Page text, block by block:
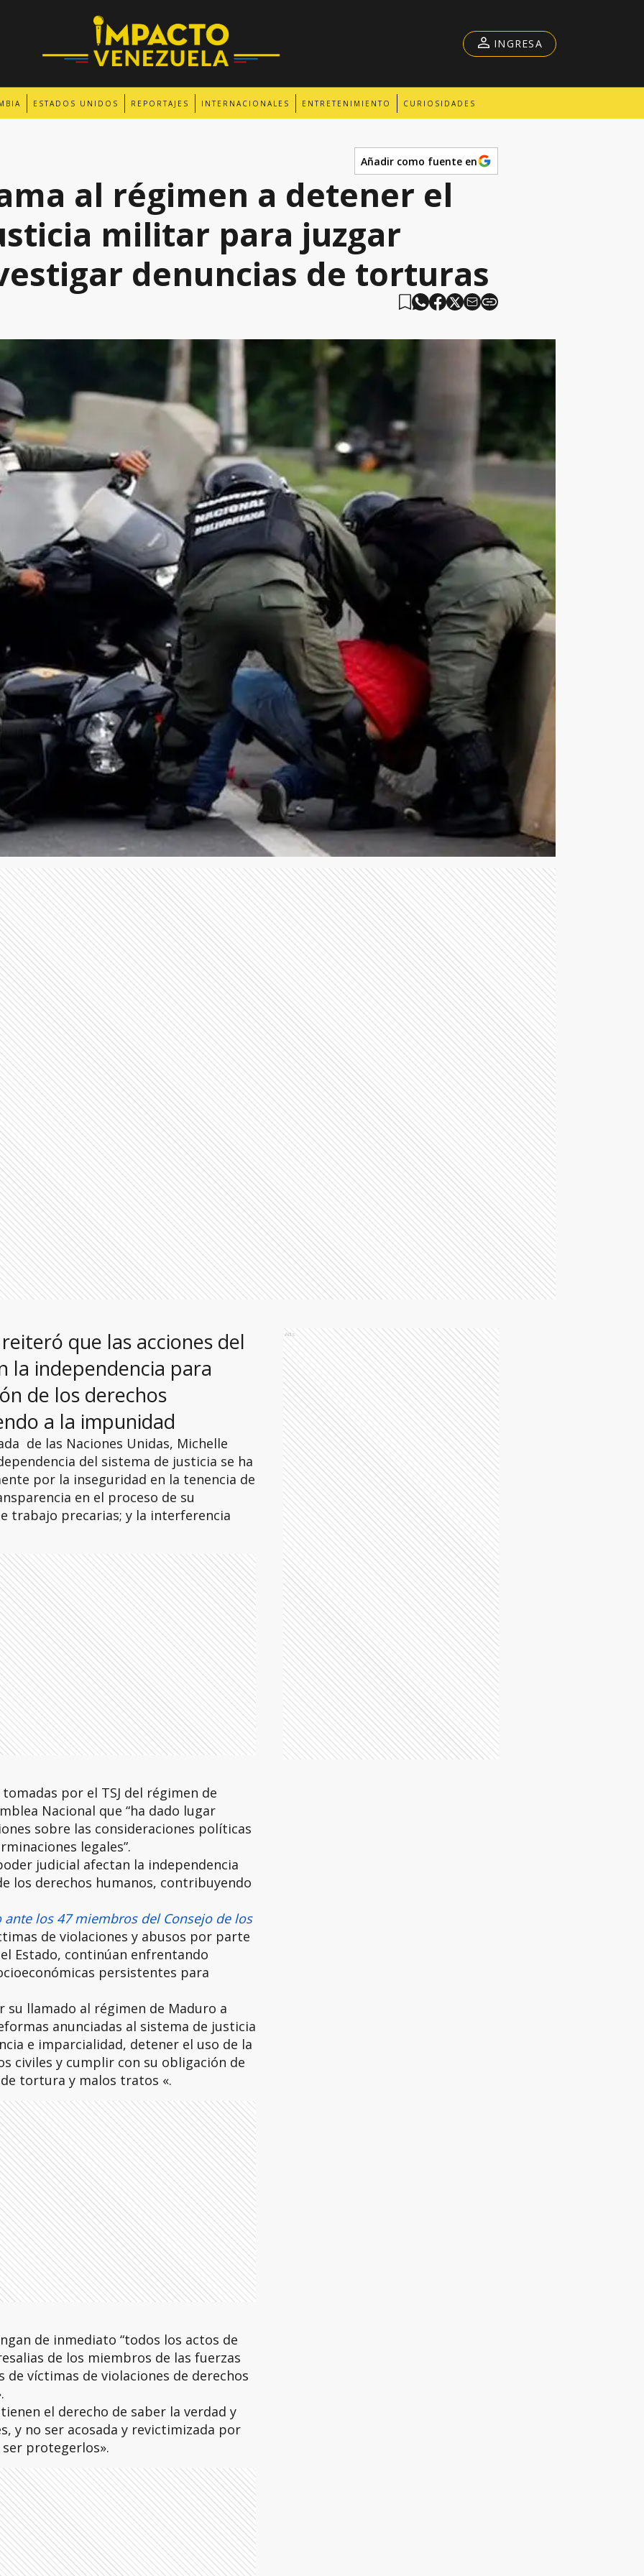
ESTADOS UNIDOS REPORTAJES INTERNACIONALES ENTRETENIMIENTO CURIOSIDADES
INGRESA
Añadir como fuente en
al régimen a detener el
militar para juzgar
denuncias de torturas
que las acciones del
la independencia para
de los derechos
a la impunidad
de las Naciones Unidas, Michelle
del sistema de justicia se ha
por la inseguridad en la tenencia de
en el proceso de su
trabajo precarias; y la interferencia
por el TSJ del régimen de
Nacional que “ha dado lugar
sobre las consideraciones políticas
legales”.
judicial afectan la independencia
los derechos humanos, contribuyendo
los 47 miembros del Consejo de los
de violaciones y abusos por parte
Estado, continúan enfrentando
persistentes para
su llamado al régimen de Maduro a
anunciadas al sistema de justicia
e imparcialidad, detener el uso de la
civiles y cumplir con su obligación de
tortura y malos tratos «.
de inmediato “todos los actos de
de los miembros de las fuerzas
víctimas de violaciones de derechos
el derecho de saber la verdad y
y no ser acosada y revictimizada por
protegerlos».
Ads